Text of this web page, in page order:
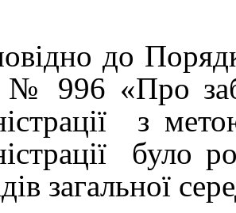
до
996 «Про
з
було
загальної